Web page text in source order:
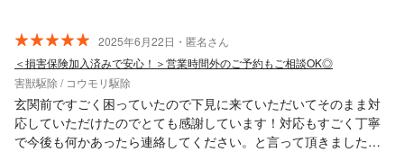
2025年6月22日・匿名さん
＜損害保険加入済みで安心！＞営業時間外のご予約もご相談OK◎
害獣駆除 / コウモリ駆除
玄関前ですごく困っていたので下見に来ていただいてそのまま対
応していただけたのでとても感謝しています！対応もすごく丁寧
で今後も何かあったら連絡してください。と言って頂きました！